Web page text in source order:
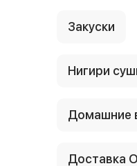
Закуски
Нигири
Домашние
Доставка